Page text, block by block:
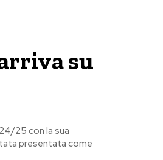
su
25 con la sua
presentata come